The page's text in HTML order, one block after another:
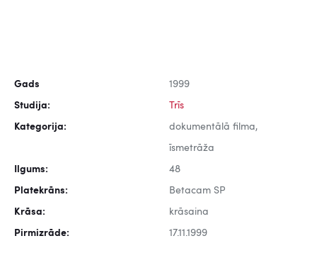
Gads 1999
Studija: Trīs
Kategorija: dokumentālā filma,
īsmetrāža
Ilgums: 48
Platekrāns: Betacam SP
Krāsa: krāsaina
Pirmizrāde: 17.11.1999